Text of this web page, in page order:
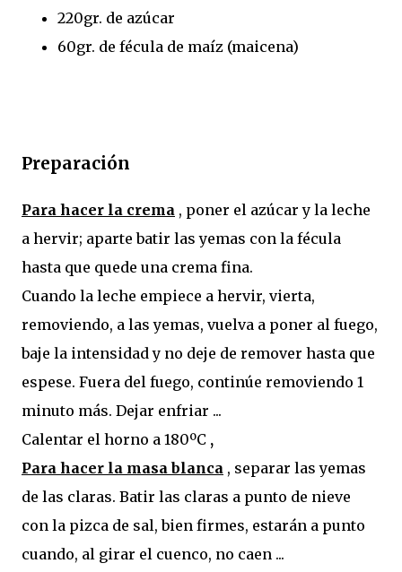
220gr. de azúcar
60gr. de fécula de maíz (maicena)
Preparación
Para hacer la crema , poner el azúcar y la leche
a hervir; aparte batir las yemas con la fécula
hasta que quede una crema fina.
Cuando la leche empiece a hervir, vierta,
removiendo, a las yemas, vuelva a poner al fuego,
baje la intensidad y no deje de remover hasta que
espese. Fuera del fuego, continúe removiendo 1
minuto más. Dejar enfriar ...
Calentar el horno a 180ºC ,
Para hacer la masa blanca , separar las yemas
de las claras. Batir las claras a punto de nieve
con la pizca de sal, bien firmes, estarán a punto
cuando, al girar el cuenco, no caen ...